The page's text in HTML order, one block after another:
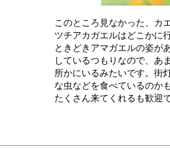
このところ見なかった、カ
ツチアカガエルはどこかに
ときどきアマガエルの姿が
しているつもりなので、あ
所かにいるみたいです。街
な虫などを食べているのか